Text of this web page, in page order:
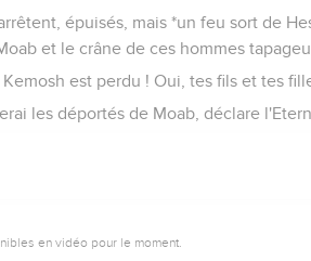
épuisés, mais *un feu sort de
et le crâne de ces hommes
est perdu ! Oui, tes fils et tes
les déportés de Moab, déclare
en vidéo pour le moment.